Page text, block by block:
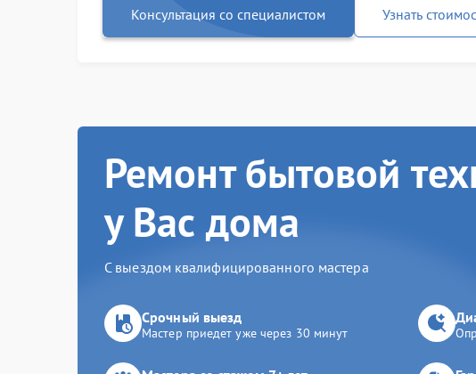
Консультация со специалистом Узнать
Ремонт бытовой
у Вас дома
С выездом квалифицированного мастера
Срочный выезд
Мастер приедет уже через 30 минут